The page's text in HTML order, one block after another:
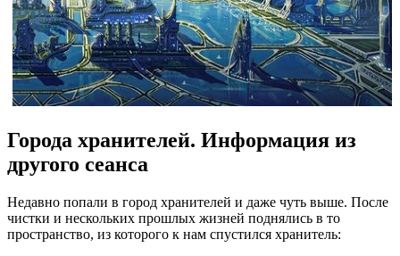
Города хранителей. Информация из
другого сеанса
Недавно попали в город хранителей и даже чуть выше. После
чистки и нескольких прошлых жизней поднялись в то
пространство, из которого к нам спустился хранитель: